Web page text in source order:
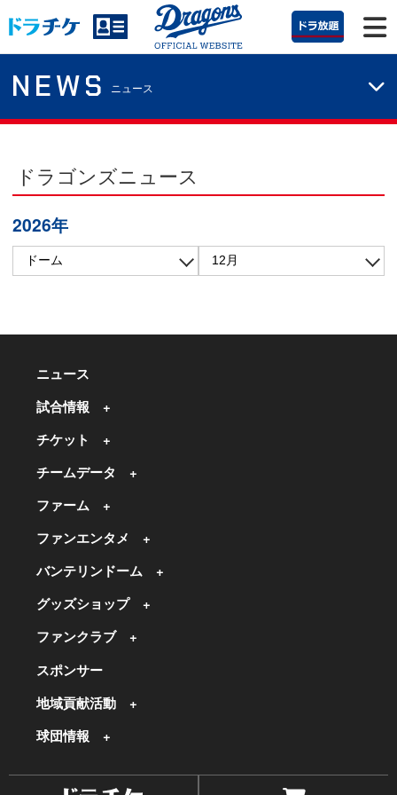
NEWS ニュース
ドラゴンズニュース
2026年
ニュース
試合情報
チケット
チームデータ
ファーム
ファンエンタメ
バンテリンドーム
グッズショップ
ファンクラブ
スポンサー
地域貢献活動
球団情報